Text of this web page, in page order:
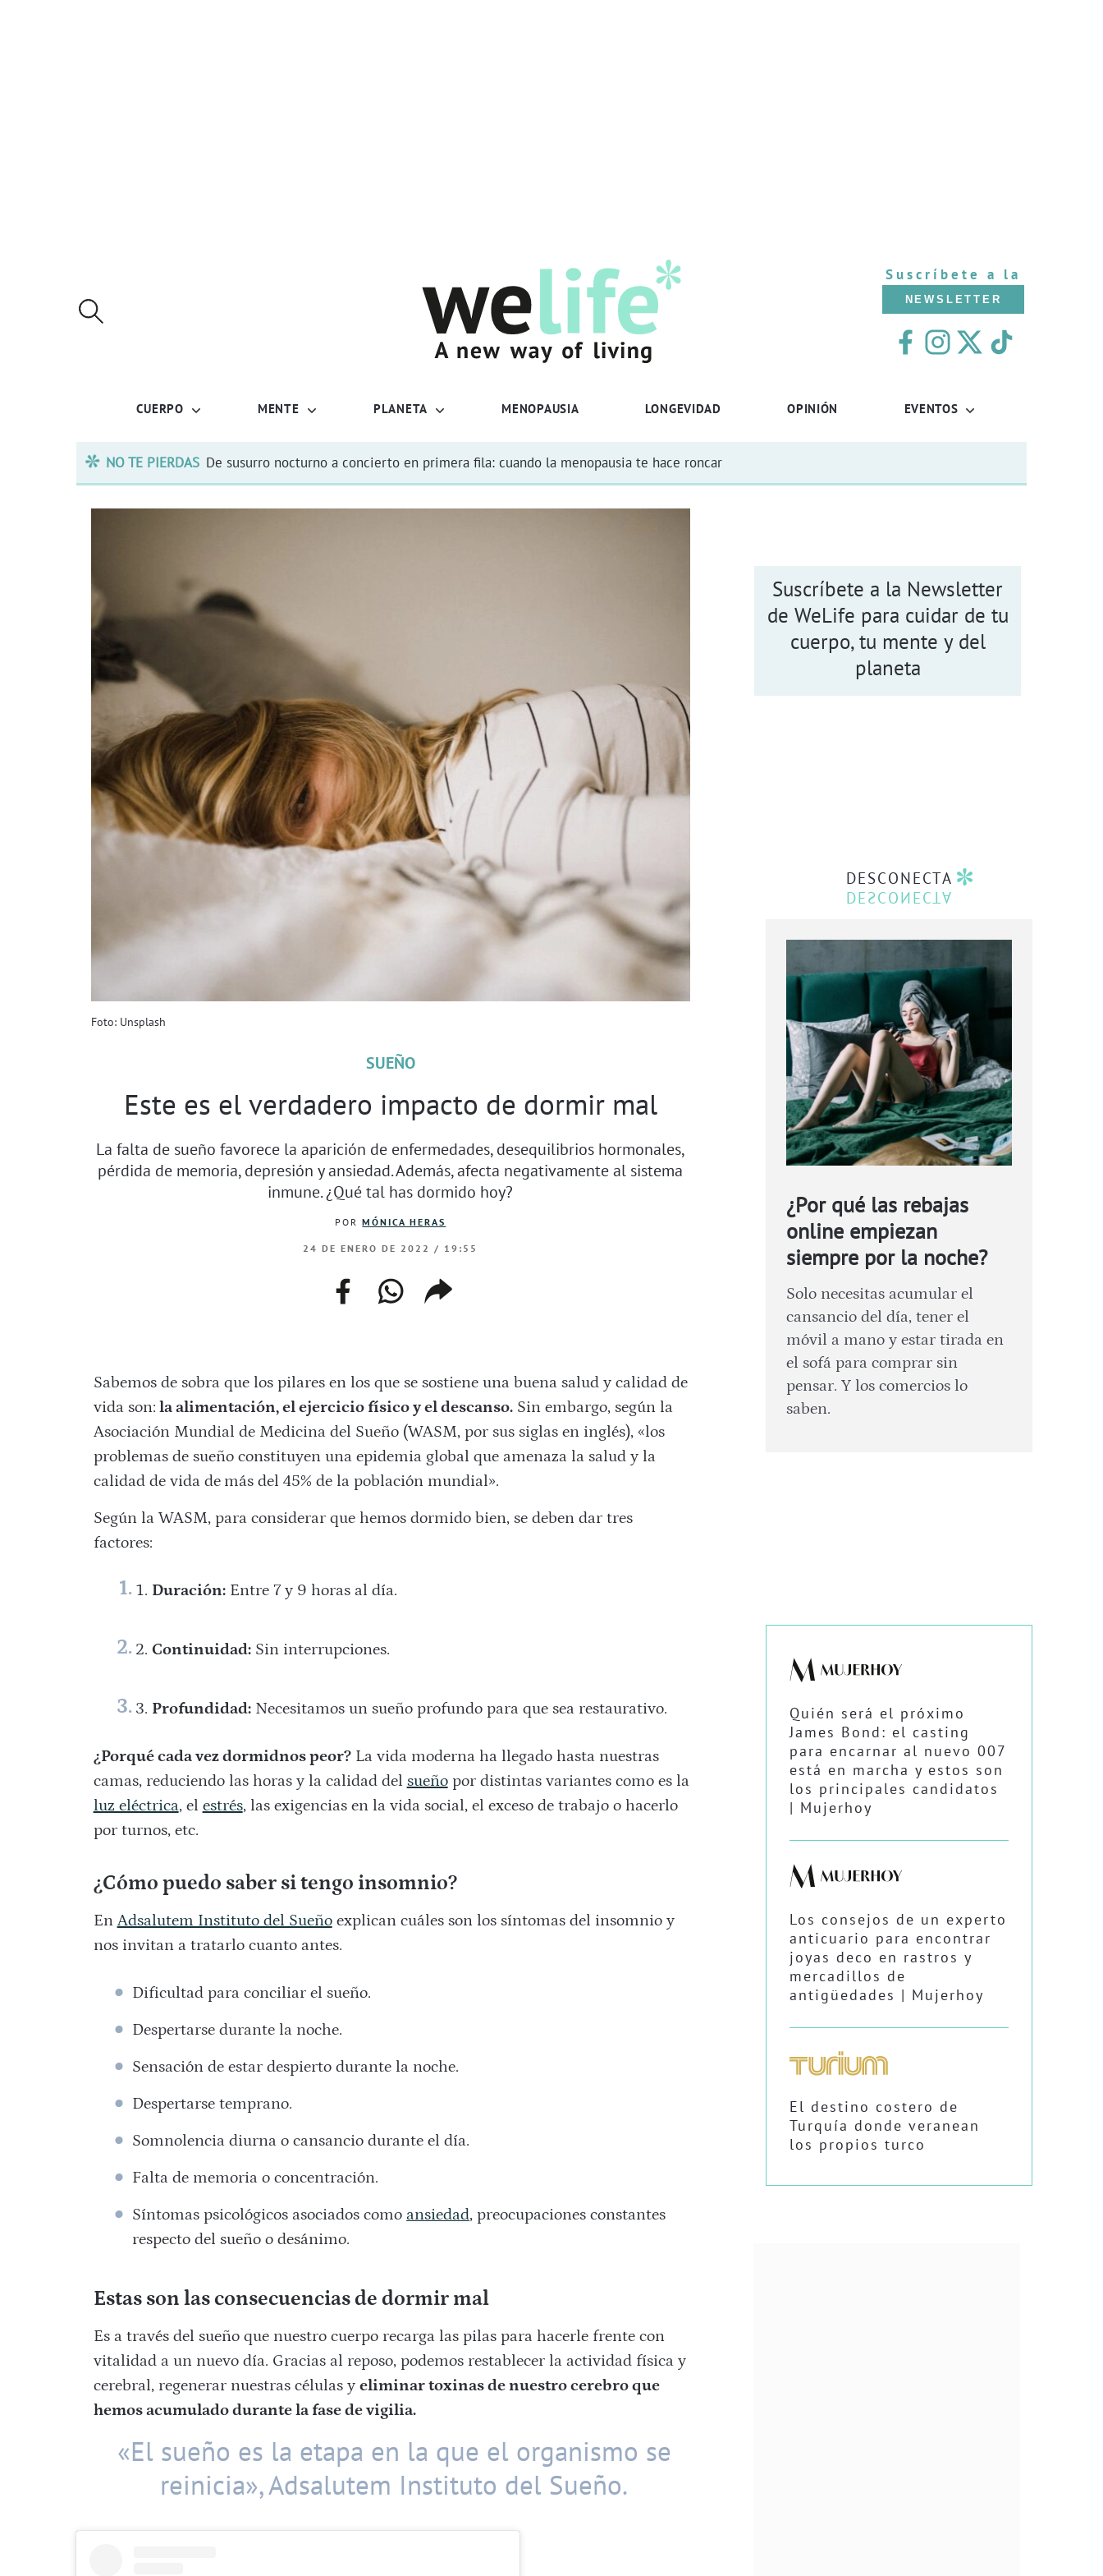
Suscríbete a la
NEWSLETTER
CUERPO MENTE PLANETA MENOPAUSIA LONGEVIDAD OPINIÓN EVENTOS
NO TE PIERDAS De susurro nocturno a concierto en primera fila: cuando la menopausia te hace roncar
Foto: Unsplash
SUEÑO
Este es el verdadero impacto de dormir mal
La falta de sueño favorece la aparición de enfermedades, desequilibrios hormonales,
pérdida de memoria, depresión y ansiedad. Además, afecta negativamente al sistema
inmune. ¿Qué tal has dormido hoy?
PORMÓNICA HERAS
24 DE ENERO DE 2022 / 19:55
facebookwhatsapp
web
copiar
enlace
Sabemos de sobra que los pilares en los que se sostiene una buena salud y calidad de
vida son: la alimentación, el ejercicio físico y el descanso.Sin embargo, según la
Asociación Mundial de Medicina del Sueño (WASM, por sus siglas en inglés), «los
problemas de sueño constituyen una epidemia global que amenaza la salud y la
calidad de vida de más del 45% de la población mundial».
Según la WASM, para considerar que hemos dormido bien, se deben dar tres
factores:
Duración: Entre 7 y 9 horas al día.
Continuidad: Sin interrupciones.
Profundidad: Necesitamos un sueño profundo para que sea restaurativo.
¿Porqué cada vez dormidnos peor?La vida moderna ha llegado hasta nuestras
camas, reduciendo las horas y la calidad del sueñopor distintas variantes como es la
luz eléctrica, el estrés, las exigencias en la vida social, el exceso de trabajo o hacerlo
por turnos, etc.
¿Cómo puedo saber si tengo insomnio?
En Adsalutem Instituto del Sueñoexplican cuáles son los síntomas del insomnio y
nos invitan a tratarlo cuanto antes.
Dificultad para conciliar el sueño.⠀⠀⠀⠀⠀⠀
Despertarse durante la noche.⠀⠀⠀⠀
Sensación de estar despierto durante la noche.⠀⠀⠀⠀⠀⠀⠀⠀⠀
Despertarse temprano.⠀⠀⠀⠀⠀⠀⠀⠀⠀
Somnolencia diurna o cansancio durante el día.⠀⠀⠀⠀⠀⠀⠀⠀⠀
Falta de memoria o concentración.⠀⠀⠀⠀⠀⠀⠀⠀⠀
Síntomas psicológicos asociados como ansiedad, preocupaciones constantes
respecto del sueño o desánimo.⠀
Estas son las consecuencias de dormir mal
Es a través del sueño que nuestro cuerpo recarga las pilas para hacerle frente con
vitalidad a un nuevo día. Gracias al reposo, podemos restablecer la actividad física y
cerebral, regenerar nuestras células y eliminar toxinas de nuestro cerebro que
hemos acumulado durante la fase de vigilia.
«El sueño es la etapa en la que el organismo se
reinicia», Adsalutem Instituto del Sueño.
Suscríbete a la Newsletter
de WeLife para cuidar de tu
cuerpo, tu mente y del
planeta
DESCONECTA
¿Por qué las rebajas
online empiezan
siempre por la noche?
Solo necesitas acumular el
cansancio del día, tener el
móvil a mano y estar tirada en
el sofá para comprar sin
pensar. Y los comercios lo
saben.
Quién será el próximo
James Bond: el casting
para encarnar al nuevo 007
está en marcha y estos son
los principales candidatos
| Mujerhoy
Los consejos de un experto
anticuario para encontrar
joyas deco en rastros y
mercadillos de
antigüedades | Mujerhoy
El destino costero de
Turquía donde veranean
los propios turco